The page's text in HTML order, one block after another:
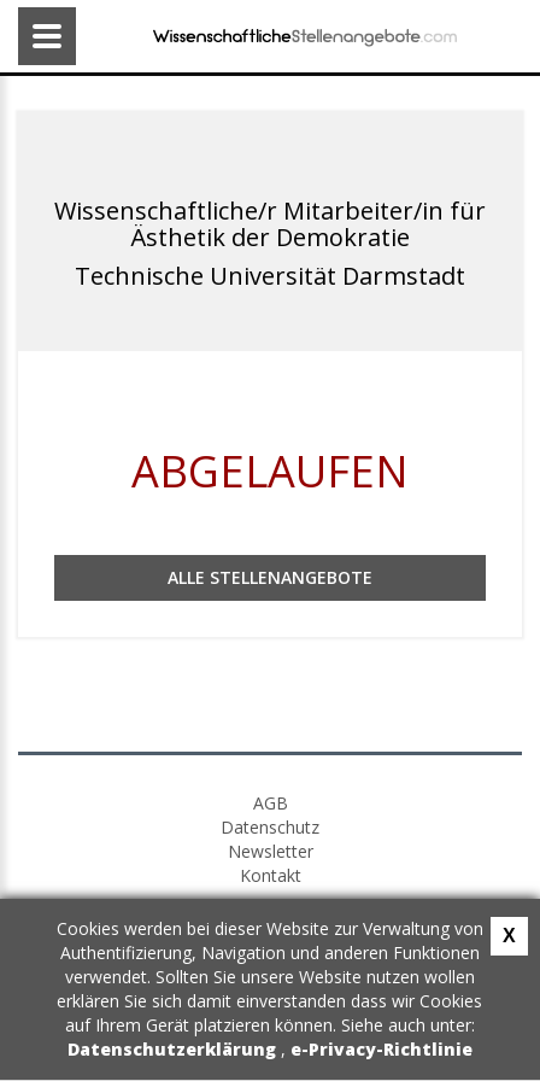
Wissenschaftliche/r Mitarbeiter/in für
Ästhetik der Demokratie
Technische Universität Darmstadt
ABGELAUFEN
ALLE STELLENANGEBOTE
AGB
Datenschutz
Newsletter
Kontakt
Cookies werden bei dieser Website zur Verwaltung von
Authentifizierung, Navigation und anderen Funktionen
verwendet. Sollten Sie unsere Website nutzen wollen
erklären Sie sich damit einverstanden dass wir Cookies
auf Ihrem Gerät platzieren können. Siehe auch unter:
Datenschutzerklärung , e-Privacy-Richtlinie
X